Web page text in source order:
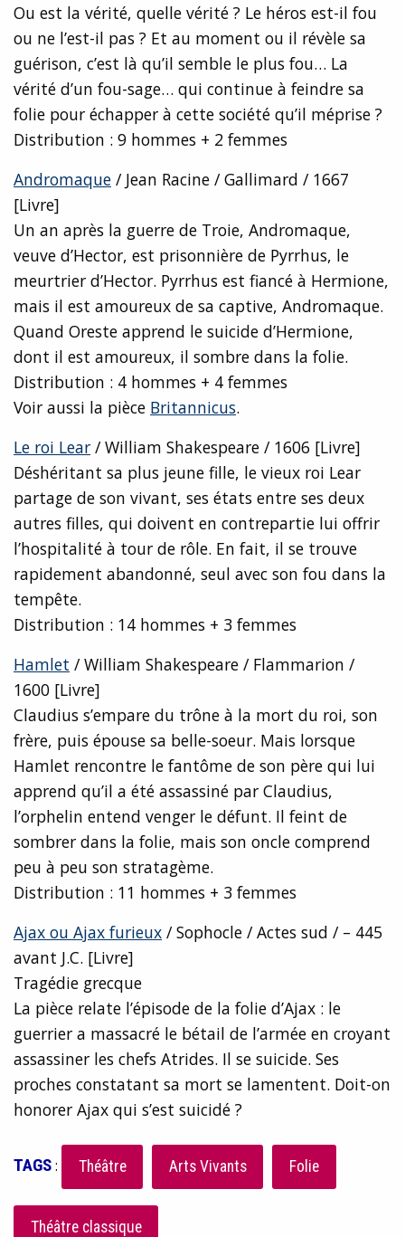
Ou est la vérité, quelle vérité ? Le héros est-il fou
ou ne l’est-il pas ? Et au moment ou il révèle sa
guérison, c’est là qu’il semble le plus fou… La
vérité d’un fou-sage… qui continue à feindre sa
folie pour échapper à cette société qu’il méprise ?
Distribution : 9 hommes + 2 femmes
Andromaque / Jean Racine / Gallimard / 1667
[Livre]
Un an après la guerre de Troie, Andromaque,
veuve d’Hector, est prisonnière de Pyrrhus, le
meurtrier d’Hector. Pyrrhus est fiancé à Hermione,
mais il est amoureux de sa captive, Andromaque.
Quand Oreste apprend le suicide d’Hermione,
dont il est amoureux, il sombre dans la folie.
Distribution : 4 hommes + 4 femmes
Voir aussi la pièce Britannicus.
Le roi Lear / William Shakespeare / 1606 [Livre]
Déshéritant sa plus jeune fille, le vieux roi Lear
partage de son vivant, ses états entre ses deux
autres filles, qui doivent en contrepartie lui offrir
l’hospitalité à tour de rôle. En fait, il se trouve
rapidement abandonné, seul avec son fou dans la
tempête.
Distribution : 14 hommes + 3 femmes
Hamlet / William Shakespeare / Flammarion /
1600 [Livre]
Claudius s’empare du trône à la mort du roi, son
frère, puis épouse sa belle-soeur. Mais lorsque
Hamlet rencontre le fantôme de son père qui lui
apprend qu’il a été assassiné par Claudius,
l’orphelin entend venger le défunt. Il feint de
sombrer dans la folie, mais son oncle comprend
peu à peu son stratagème.
Distribution : 11 hommes + 3 femmes
Ajax ou Ajax furieux / Sophocle / Actes sud / – 445
avant J.C. [Livre]
Tragédie grecque
La pièce relate l’épisode de la folie d’Ajax : le
guerrier a massacré le bétail de l’armée en croyant
assassiner les chefs Atrides. Il se suicide. Ses
proches constatant sa mort se lamentent. Doit-on
honorer Ajax qui s’est suicidé ?
TAGS: Théâtre Arts Vivants Folie
Théâtre classique